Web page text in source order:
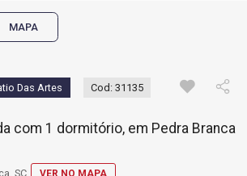
MAPA
Das Artes Cod: 31135
com 1 dormitório, em Pedra Branca
SC VER NO MAPA